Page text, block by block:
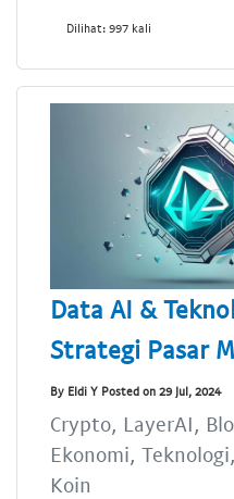
Dilihat: 997 kali
Data AI &
Strategi Pasar
By Eldi Y Posted on 29 Jul, 2024
Crypto, LayerAI,
Ekonomi,
Koin